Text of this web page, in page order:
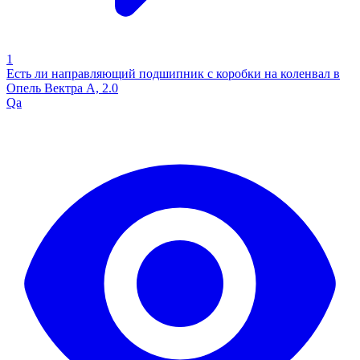
1
Есть ли направляющий подшипник с коробки на коленвал в
Опель Вектра А, 2.0
Qa